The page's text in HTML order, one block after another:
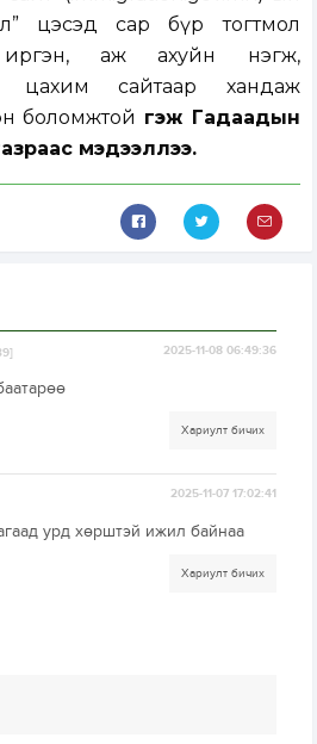
цэсэд сар бүр тогтмол
иргэн, аж ахуйн нэгж,
цахим сайтаар хандаж
боломжтой гэж Гадаадын
мэдээллээ.
2025-11-08 06:49:36
Хариулт бичих
2025-11-07 17:02:41
урд хөрштэй ижил байнаа
Хариулт бичих